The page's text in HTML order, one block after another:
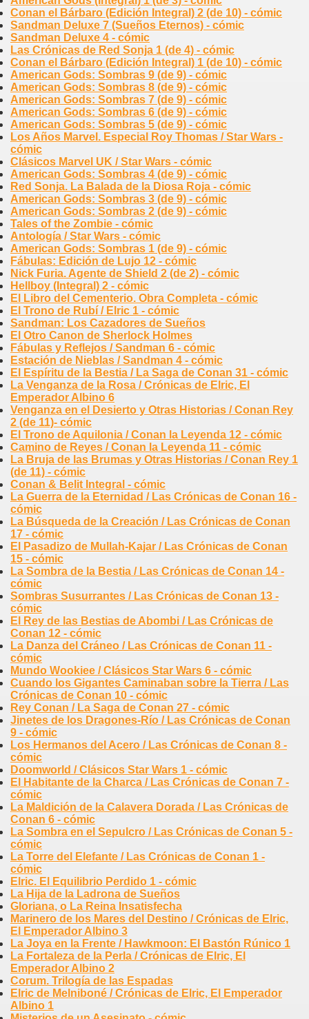
Conan el Bárbaro (Edición Integral) 2 (de 10) - cómic
Sandman Deluxe 7 (Sueños Eternos) - cómic
Sandman Deluxe 4 - cómic
Las Crónicas de Red Sonja 1 (de 4) - cómic
Conan el Bárbaro (Edición Integral) 1 (de 10) - cómic
American Gods: Sombras 9 (de 9) - cómic
American Gods: Sombras 8 (de 9) - cómic
American Gods: Sombras 7 (de 9) - cómic
American Gods: Sombras 6 (de 9) - cómic
American Gods: Sombras 5 (de 9) - cómic
Los Años Marvel. Especial Roy Thomas / Star Wars -
cómic
Clásicos Marvel UK / Star Wars - cómic
American Gods: Sombras 4 (de 9) - cómic
Red Sonja. La Balada de la Diosa Roja - cómic
American Gods: Sombras 3 (de 9) - cómic
American Gods: Sombras 2 (de 9) - cómic
Tales of the Zombie - cómic
Antología / Star Wars - cómic
American Gods: Sombras 1 (de 9) - cómic
Fábulas: Edición de Lujo 12 - cómic
Nick Furia. Agente de Shield 2 (de 2) - cómic
Hellboy (Integral) 2 - cómic
El Libro del Cementerio. Obra Completa - cómic
El Trono de Rubí / Elric 1 - cómic
Sandman: Los Cazadores de Sueños
El Otro Canon de Sherlock Holmes
Fábulas y Reflejos / Sandman 6 - cómic
Estación de Nieblas / Sandman 4 - cómic
El Espíritu de la Bestia / La Saga de Conan 31 - cómic
La Venganza de la Rosa / Crónicas de Elric, El
Emperador Albino 6
Venganza en el Desierto y Otras Historias / Conan Rey
2 (de 11)- cómic
El Trono de Aquilonia / Conan la Leyenda 12 - cómic
Camino de Reyes / Conan la Leyenda 11 - cómic
La Bruja de las Brumas y Otras Historias / Conan Rey 1
(de 11) - cómic
Conan & Belit Integral - cómic
La Guerra de la Eternidad / Las Crónicas de Conan 16 -
cómic
La Búsqueda de la Creación / Las Crónicas de Conan
17 - cómic
El Pasadizo de Mullah-Kajar / Las Crónicas de Conan
15 - cómic
La Sombra de la Bestia / Las Crónicas de Conan 14 -
cómic
Sombras Susurrantes / Las Crónicas de Conan 13 -
cómic
El Rey de las Bestias de Abombi / Las Crónicas de
Conan 12 - cómic
La Danza del Cráneo / Las Crónicas de Conan 11 -
cómic
Mundo Wookiee / Clásicos Star Wars 6 - cómic
Cuando los Gigantes Caminaban sobre la Tierra / Las
Crónicas de Conan 10 - cómic
Rey Conan / La Saga de Conan 27 - cómic
Jinetes de los Dragones-Río / Las Crónicas de Conan
9 - cómic
Los Hermanos del Acero / Las Crónicas de Conan 8 -
cómic
Doomworld / Clásicos Star Wars 1 - cómic
El Habitante de la Charca / Las Crónicas de Conan 7 -
cómic
La Maldición de la Calavera Dorada / Las Crónicas de
Conan 6 - cómic
La Sombra en el Sepulcro / Las Crónicas de Conan 5 -
cómic
La Torre del Elefante / Las Crónicas de Conan 1 -
cómic
Elric. El Equilibrio Perdido 1 - cómic
La Hija de la Ladrona de Sueños
Gloriana, o La Reina Insatisfecha
Marinero de los Mares del Destino / Crónicas de Elric,
El Emperador Albino 3
La Joya en la Frente / Hawkmoon: El Bastón Rúnico 1
La Fortaleza de la Perla / Crónicas de Elric, El
Emperador Albino 2
Corum. Trilogía de las Espadas
Elric de Melniboné / Crónicas de Elric, El Emperador
Albino 1